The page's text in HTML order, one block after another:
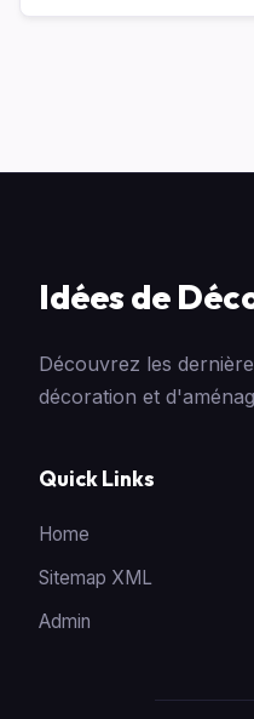
Idées de
Découvrez les
décoration et
Quick Links
Home
Sitemap XML
Admin